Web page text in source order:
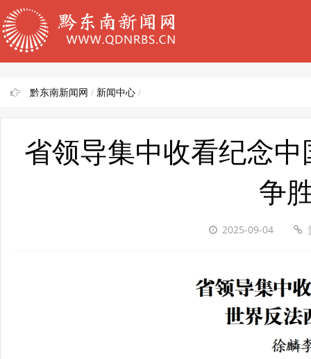
黔东南新闻网 / 新闻中心 /
省领导集中收看纪念
争
2025-09-04